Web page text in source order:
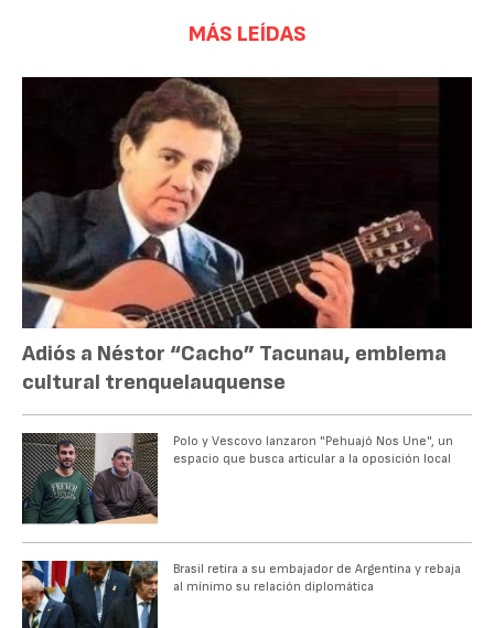
MÁS LEÍDAS
Adiós a Néstor “Cacho” Tacunau, emblema
cultural trenquelauquense
Polo y Vescovo lanzaron "Pehuajó Nos Une", un
espacio que busca articular a la oposición local
Brasil retira a su embajador de Argentina y rebaja
al mínimo su relación diplomática